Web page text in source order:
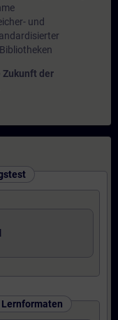
und
Zukunft der